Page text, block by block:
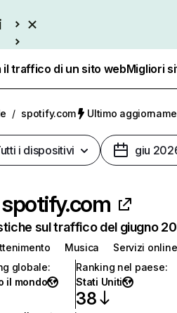
traffico di un sito webMigliori
/ spotify.com Ultimo
i dispositivi giu
spotify.com
sul traffico del giugno
Musica
Servizi online
globale:
il mondo
Ranking nel paese:
Stati Uniti
38